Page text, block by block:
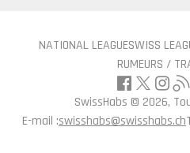
NATIONAL LEAGUESWISS
RUMEURS /
SwissHabs © 2026,
E-mail :swisshabs@swisshabs.ch